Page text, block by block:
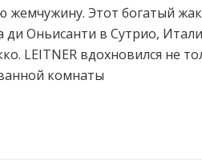
Этот богатый
Оньисанти в Сутрио,
LEITNER вдохновился
комнаты